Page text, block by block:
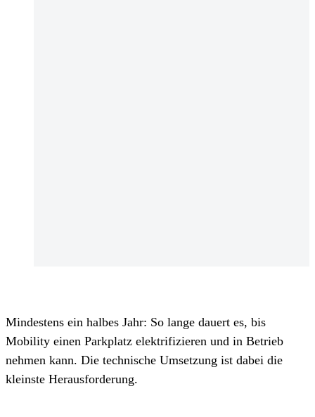
Mindestens ein halbes Jahr: So lange dauert es, bis
Mobility einen Parkplatz elektrifizieren und in Betrieb
nehmen kann. Die technische Umsetzung ist dabei die
kleinste Herausforderung.